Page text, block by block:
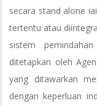
secara stand alone
tertentu atau
sistem
ditetapkan oleh
yang ditawarkan
dengan keperluan